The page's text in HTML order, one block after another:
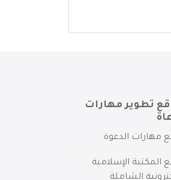
تطوير مهارات
مهارات الدعوة
المكتبة الإسلامية
الشاملة